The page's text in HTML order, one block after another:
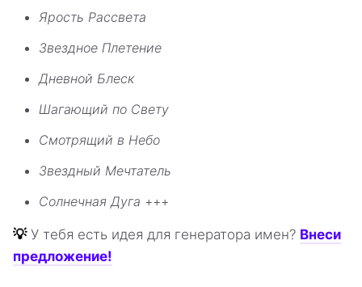
Ярость Рассвета
Звездное Плетение
Дневной Блеск
Шагающий по Свету
Смотрящий в Небо
Звездный Мечтатель
Солнечная Дуга +++
💡 У тебя есть идея для генератора имен? Внеси
предложение!